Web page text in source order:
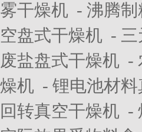
雾干燥机 - 沸腾
空盘式干燥机 -
废盐盘式干燥机 -
燥机 - 锂电池材
回转真空干燥机 -